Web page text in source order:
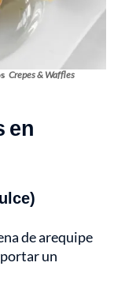
Crepes & Waffles
en
de arequipe
un